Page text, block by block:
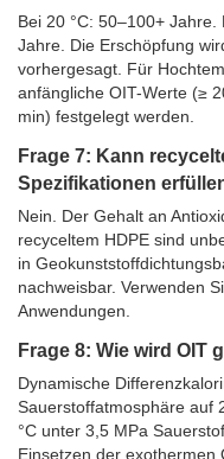
Bei 20 °C: 50–100+
Jahre. Die Erschöpfung
vorhergesagt. Für
anfängliche OIT-Werte (≥
min) festgelegt werden.
Frage 7: Kann
Spezifikationen
Nein. Der Gehalt an
recyceltem HDPE sind
in
nachweisbar. Verwenden
Anwendungen.
Frage 8: Wie wird OIT
Dynamische
Sauerstoffatmosphäre auf
°C unter 3,5 MPa
Einsetzen der exothermen